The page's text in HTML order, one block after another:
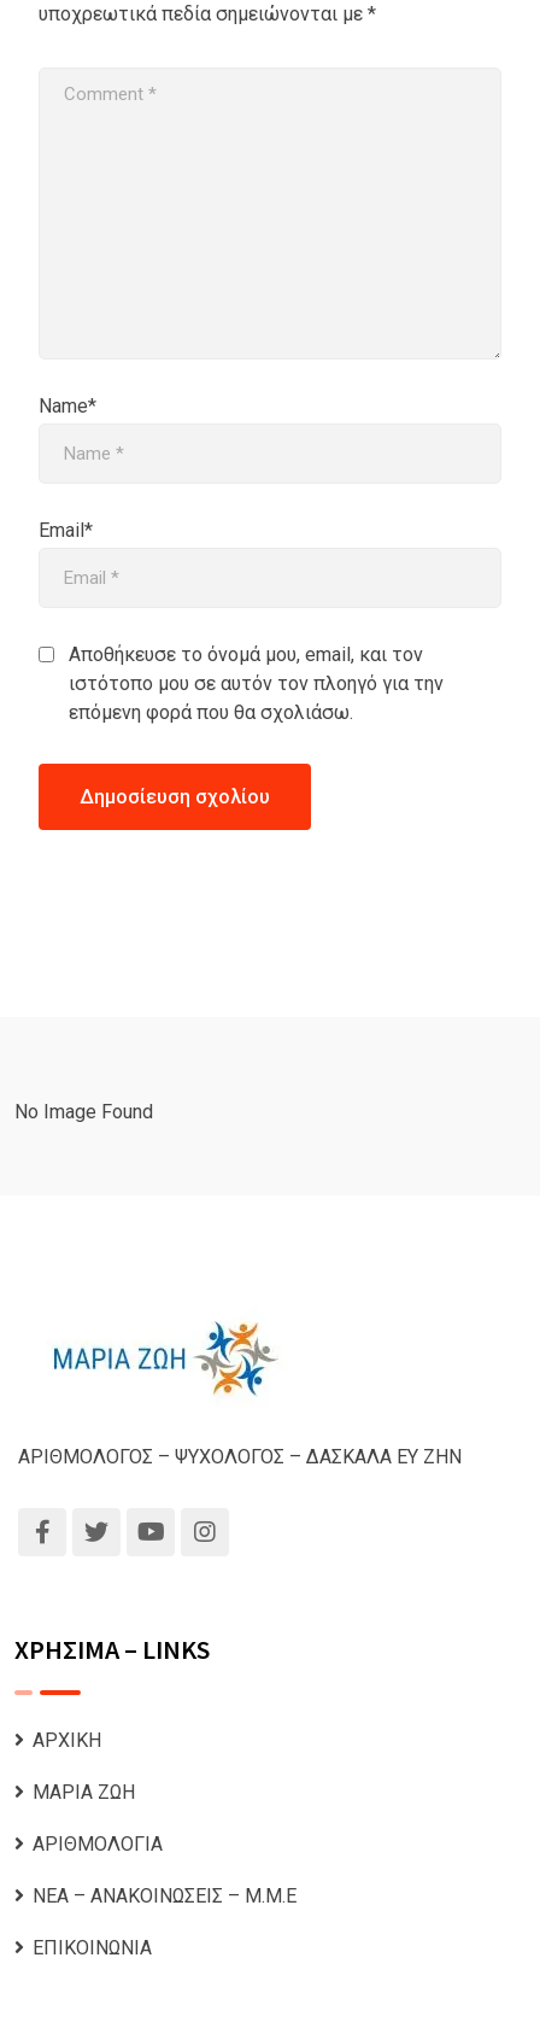
υποχρεωτικά πεδία σημειώνονται με *
Name*
Email*
Αποθήκευσε το όνομά μου, email, και τον
ιστότοπο μου σε αυτόν τον πλοηγό για την
επόμενη φορά που θα σχολιάσω.
No Image Found
ΑΡΙΘΜΟΛΟΓΟΣ – ΨΥΧΟΛΟΓΟΣ – ΔΑΣΚΑΛΑ ΕΥ ΖΗΝ
ΧΡΗΣΙΜΑ – LINKS
ΑΡΧΙΚΗ
ΜΑΡΙΑ ΖΩΗ
ΑΡΙΘΜΟΛΟΓΙΑ
ΝΕΑ – ΑΝΑΚΟΙΝΩΣΕΙΣ – Μ.Μ.Ε
ΕΠΙΚΟΙΝΩΝΙΑ